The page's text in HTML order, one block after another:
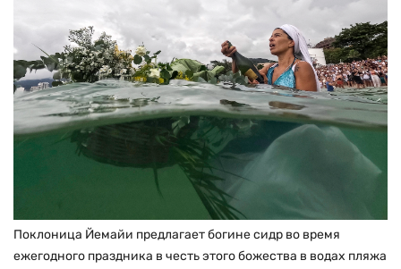
Поклоница Йемайи предлагает богине сидр во время
ежегодного праздника в честь этого божества в водах пляжа